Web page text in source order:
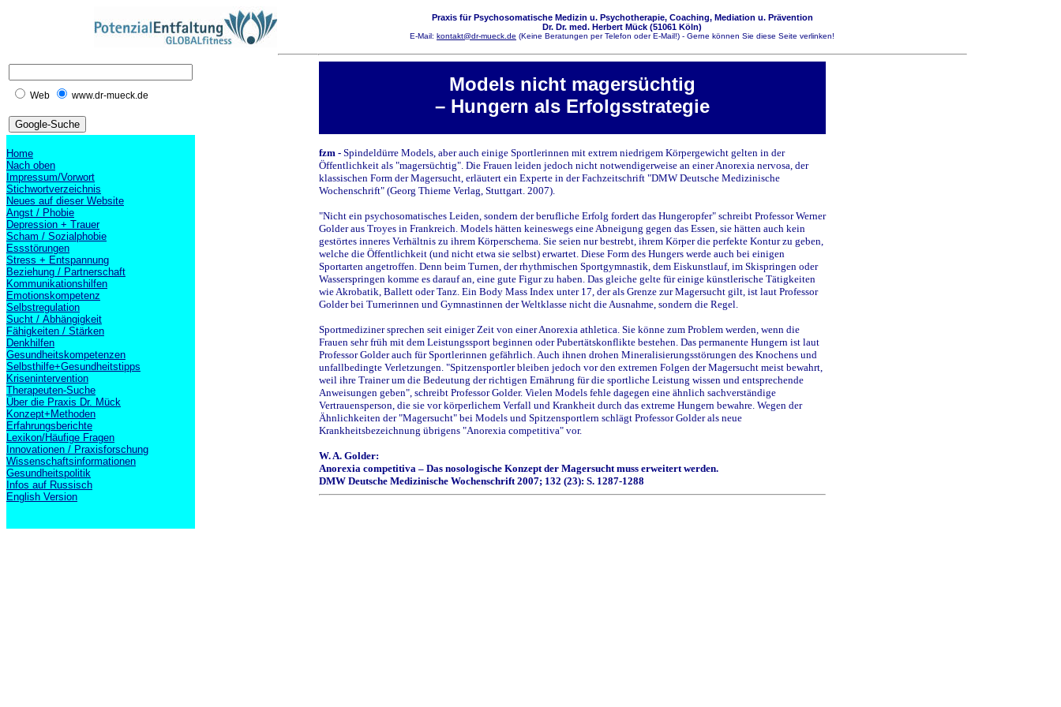
Praxis für Psychosomatische Medizin u. Psychotherapie, Coaching, Mediation u. Prävention
Dr. Dr. med. Herbert Mück (51061 Köln)
E-Mail: kontakt@dr-mueck.de (Keine Beratungen per Telefon oder E-Mail!) - Gerne können Sie diese Seite verlinken!
Web www.dr-mueck.de
Home
Nach oben
Impressum/Vorwort
Stichwortverzeichnis
Neues auf dieser Website
Angst / Phobie
Depression + Trauer
Scham / Sozialphobie
Essstörungen
Stress + Entspannung
Beziehung / Partnerschaft
Kommunikationshilfen
Emotionskompetenz
Selbstregulation
Sucht / Abhängigkeit
Fähigkeiten / Stärken
Denkhilfen
Gesundheitskompetenzen
Selbsthilfe+Gesundheitstipps
Krisenintervention
Therapeuten-Suche
Über die Praxis Dr. Mück
Konzept+Methoden
Erfahrungsberichte
Lexikon/Häufige Fragen
Innovationen / Praxisforschung
Wissenschaftsinformationen
Gesundheitspolitik
Infos auf Russisch
English Version
Modelsnicht magersüchtig
– Hungern als Erfolgsstrategie
fzm - Spindeldürre Models, aber auch einige Sportlerinnen mit extrem niedrigem Körpergewicht gelten in der
Öffentlichkeit als "magersüchtig". Die Frauen leiden jedoch nicht notwendigerweise an einer Anorexia nervosa, der
klassischen Form der Magersucht, erläutert ein Experte in der Fachzeitschrift "DMW Deutsche Medizinische
Wochenschrift" (Georg Thieme Verlag, Stuttgart. 2007).
"Nicht ein psychosomatisches Leiden, sondern der berufliche Erfolg fordert das Hungeropfer" schreibt Professor Werner
Golder aus Troyes in Frankreich. Models hätten keineswegs eine Abneigung gegen das Essen, sie hätten auch kein
gestörtes inneres Verhältnis zu ihrem Körperschema. Sie seien nur bestrebt, ihrem Körper die perfekte Kontur zu geben,
welche die Öffentlichkeit (und nicht etwa sie selbst) erwartet. Diese Form des Hungers werde auch bei einigen
Sportarten angetroffen. Denn beim Turnen, der rhythmischen Sportgymnastik, dem Eiskunstlauf, im Skispringen oder
Wasserspringen komme es darauf an, eine gute Figur zu haben. Das gleiche gelte für einige künstlerische Tätigkeiten
wie Akrobatik, Ballett oder Tanz. Ein Body Mass Index unter 17, der als Grenze zur Magersucht gilt, ist laut Professor
Golder bei Turnerinnen und Gymnastinnen der Weltklasse nicht die Ausnahme, sondern die Regel.
Sportmediziner sprechen seit einiger Zeit von einer Anorexia athletica. Sie könne zum Problem werden, wenn die
Frauen sehr früh mit dem Leistungssport beginnen oder Pubertätskonflikte bestehen. Das permanente Hungern ist laut
Professor Golder auch für Sportlerinnen gefährlich. Auch ihnen drohen Mineralisierungsstörungen des Knochens und
unfallbedingte Verletzungen. "Spitzensportler bleiben jedoch vor den extremen Folgen der Magersucht meist bewahrt,
weil ihre Trainer um die Bedeutung der richtigen Ernährung für die sportliche Leistung wissen und entsprechende
Anweisungen geben", schreibt Professor Golder. Vielen Models fehle dagegen eine ähnlich sachverständige
Vertrauensperson, die sie vor körperlichem Verfall und Krankheit durch das extreme Hungern bewahre. Wegen der
Ähnlichkeiten der "Magersucht" bei Models und Spitzensportlern schlägt Professor Golder als neue
Krankheitsbezeichnung übrigens "Anorexia competitiva" vor.
W. A. Golder:
Anorexia competitiva – Das nosologische Konzept der Magersucht muss erweitert werden.
DMW Deutsche Medizinische Wochenschrift 2007; 132 (23): S. 1287-1288